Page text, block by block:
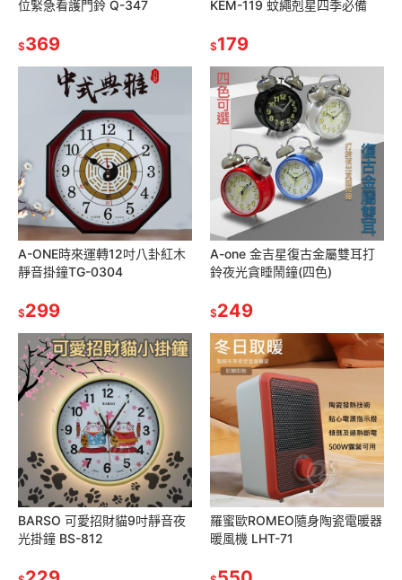
位緊急看護門鈴 Q-347
$369
KEM-119 蚊繩剋星四季必備
$179
A-ONE時來運轉12吋八卦紅木
靜音掛鐘TG-0304
$299
A-one 金吉星復古金屬雙耳打
鈴夜光貪睡鬧鐘(四色)
$249
BARSO 可愛招財貓9吋靜音夜
光掛鐘 BS-812
羅蜜歐ROMEO隨身陶瓷電暖器
暖風機 LHT-71